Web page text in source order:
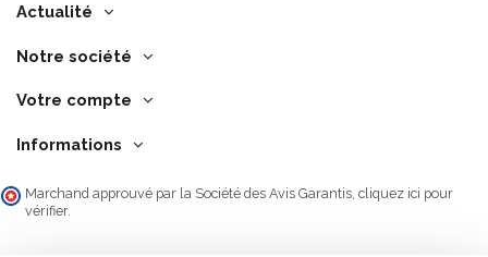
Actualité
Notre société
Votre compte
Informations
Marchand approuvé par la Société des Avis Garantis, cliquez ici pour
vérifier.